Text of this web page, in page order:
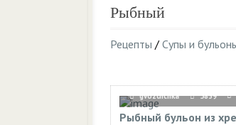
Рыбный
Рецепты / Супы и
gvozdichka 5839
Рыбный бульон из